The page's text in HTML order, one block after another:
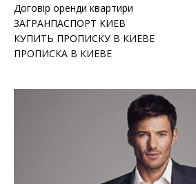
Договір оренди квартири
ЗАГРАНПАСПОРТ КИЕВ
КУПИТЬ ПРОПИСКУ В КИЕВЕ
ПРОПИСКА В КИЕВЕ